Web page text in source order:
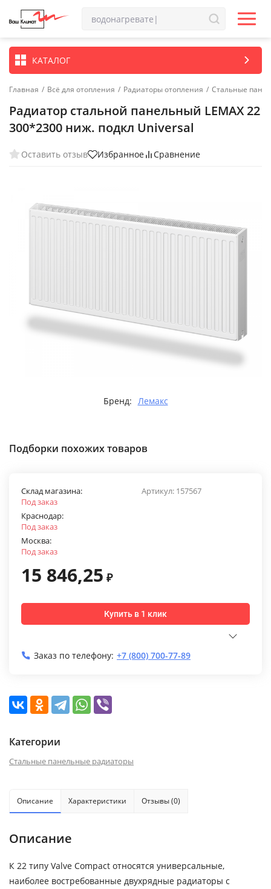
КАТАЛОГ
Главная / Всё для отопления / Радиаторы отопления / Стальные
Радиатор стальной панельный LEMAX 22
300*2300 ниж. подкл Universal
Оставить отзыв Избранное Сравнение
Бренд: Лемакс
Подборки похожих товаров
Артикул: 157567
Склад магазина:
Под заказ
Краснодар:
Под заказ
Москва:
Под заказ
15 846,25 ₽
Купить в 1 клик
Заказ по телефону: +7 (800) 700-77-89
Категории
Стальные панельные радиаторы
Описание Характеристики Отзывы (0)
Описание
К 22 типу Valve Compact относятся универсальные,
наиболее востребованные двухрядные радиаторы с